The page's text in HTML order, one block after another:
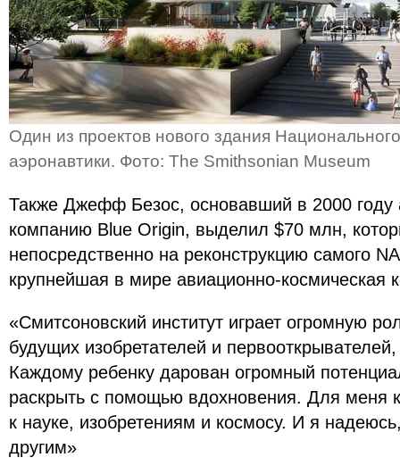
Один из проектов нового здания
аэронавтики. Фото: The Smithsonian Museum
Также Джефф Безос, основавший в 2000 году
компанию Blue Origin, выделил $70 млн,
непосредственно на реконструкцию самого
крупнейшая в мире авиационно-космическая
«Смитсоновский институт играет огромную
будущих изобретателей и
Каждому ребенку дарован огромный
раскрыть с помощью вдохновения. Для меня
к науке, изобретениям и космосу. И я
другим»